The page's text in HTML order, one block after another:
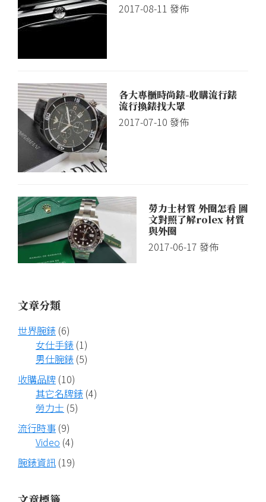
2017-08-11 發佈
各大專櫃時尚錶-收購流行錶
流行換錶找大眾
2017-07-10 發佈
勞力士材質 外圈怎看 圖
文對照了解rolex 材質
與外圈
2017-06-17 發佈
文章分類
世界腕錶 (6)
女仕手錶 (1)
男仕腕錶 (5)
收購品牌 (10)
其它名牌錶 (4)
勞力士 (5)
流行時事 (9)
Video (4)
腕錶資訊 (19)